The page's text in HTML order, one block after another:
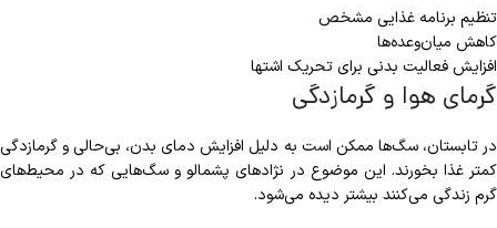
تنظیم برنامه غذایی مشخص
کاهش میان‌وعده‌ها
افزایش فعالیت بدنی برای تحریک اشتها
گرمای هوا و گرمازدگی
در تابستان، سگ‌ها ممکن است به دلیل افزایش دمای بدن، بی‌حالی و گرمازدگی
کمتر غذا بخورند. این موضوع در نژادهای پشمالو و سگ‌هایی که در محیط‌های
گرم زندگی می‌کنند بیشتر دیده می‌شود.